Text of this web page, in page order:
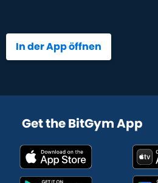
In der App öffnen
Get the BitGym App